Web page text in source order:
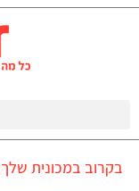
בקרוב במכונית שלך: